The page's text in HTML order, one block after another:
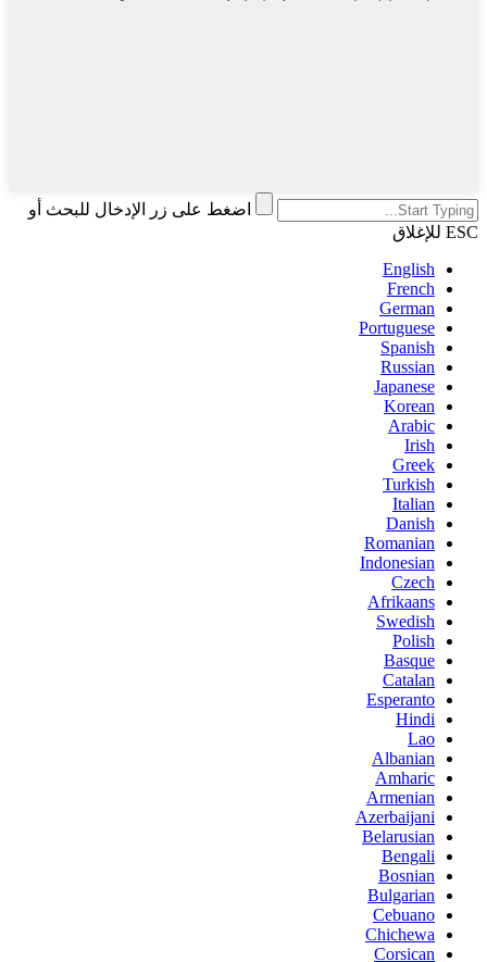
اضغط على زر الإدخال للبحث أو
ESC للإغلاق
English
French
German
Portuguese
Spanish
Russian
Japanese
Korean
Arabic
Irish
Greek
Turkish
Italian
Danish
Romanian
Indonesian
Czech
Afrikaans
Swedish
Polish
Basque
Catalan
Esperanto
Hindi
Lao
Albanian
Amharic
Armenian
Azerbaijani
Belarusian
Bengali
Bosnian
Bulgarian
Cebuano
Chichewa
Corsican